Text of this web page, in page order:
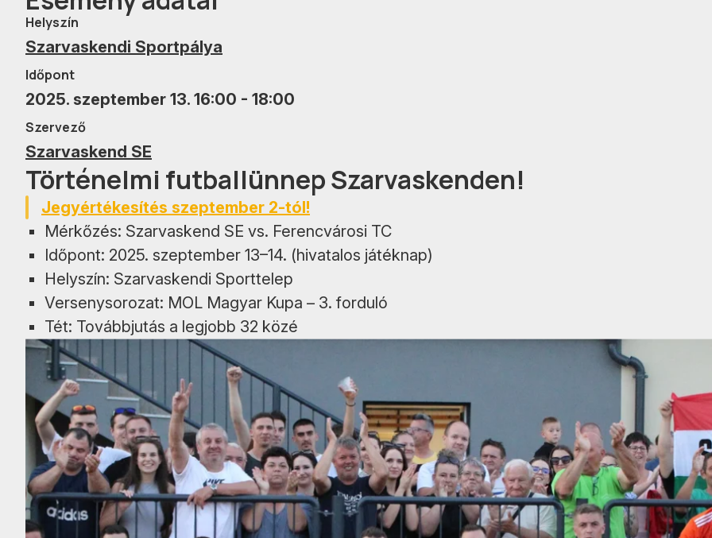
Helyszín
Szarvaskendi Sportpálya
Időpont
2025. szeptember 13. 16:00 - 18:00
Szervező
Szarvaskend SE
Történelmi futballünnep Szarvaskenden!
Jegyértékesítés szeptember 2-tól!
Mérkőzés: Szarvaskend SE vs. Ferencvárosi TC
Időpont: 2025. szeptember 13–14. (hivatalos játéknap)
Helyszín: Szarvaskendi Sporttelep
Versenysorozat: MOL Magyar Kupa – 3. forduló
Tét: Továbbjutás a legjobb 32 közé